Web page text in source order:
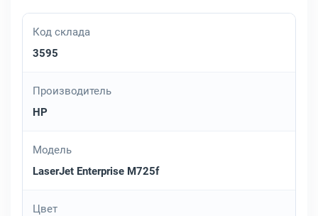
Код склада
3595
Производитель
HP
Модель
LaserJet Enterprise M725f
Цвет